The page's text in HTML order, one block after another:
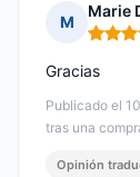
M
Marie
Nota:
Publicado el
tras una
Gracias
Opinión